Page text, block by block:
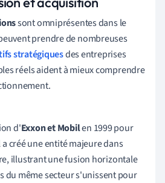
sont omniprésentes dans le
prendre de nombreuses
stratégiquesdes entreprises
réels aident à mieux comprendre
d'Exxon et Mobilen 1999 pour
créé une entité majeure dans
illustrant une fusion horizontale
du même secteur s'unissent pour